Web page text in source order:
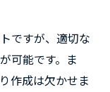
ですが、適切な
可能です。ま
作成は欠かせま